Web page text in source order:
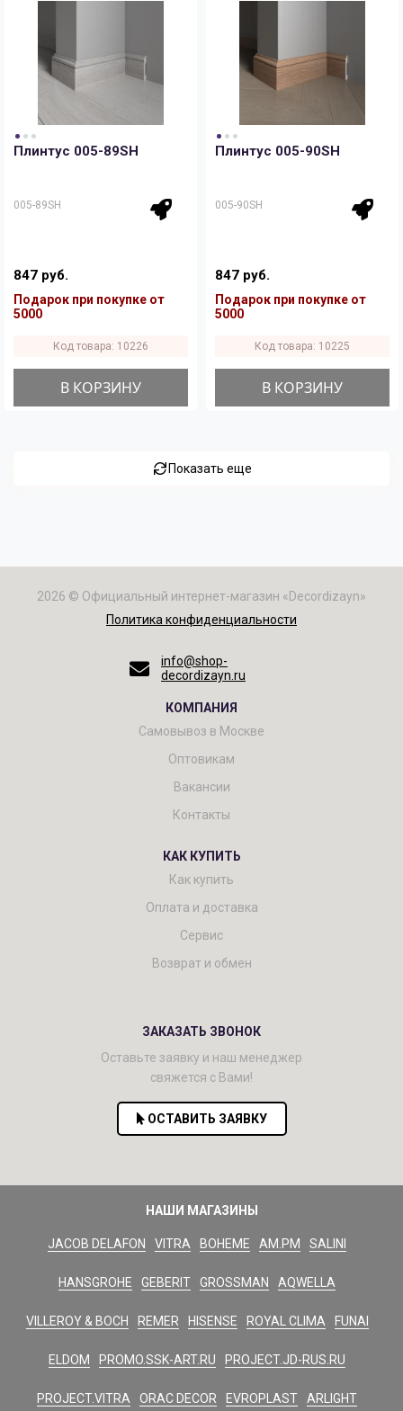
Плинтус 005-89SH
005-89SH
847 руб.
Подарок при покупке от
5000
Код товара: 10226
В КОРЗИНУ
Плинтус 005-90SH
005-90SH
847 руб.
Подарок при покупке от
5000
Код товара: 10225
В КОРЗИНУ
Показать еще
2026 © Официальный интернет-магазин «Decordizayn»
Политика конфиденциальности
info@shop-
decordizayn.ru
КОМПАНИЯ
Самовывоз в Москве
Оптовикам
Вакансии
Контакты
КАК КУПИТЬ
Как купить
Оплата и доставка
Сервис
Возврат и обмен
ЗАКАЗАТЬ ЗВОНОК
Оставьте заявку и наш менеджер
свяжется с Вами!
ОСТАВИТЬ ЗАЯВКУ
НАШИ МАГАЗИНЫ
JACOB DELAFON VITRA BOHEME AM.PM SALINI
HANSGROHE GEBERIT GROSSMAN AQWELLA
VILLEROY & BOCH REMER HISENSE ROYAL CLIMA FUNAI
ELDOM PROMO.SSK-ART.RU PROJECT.JD-RUS.RU
PROJECT.VITRA ORAC DECOR EVROPLAST ARLIGHT